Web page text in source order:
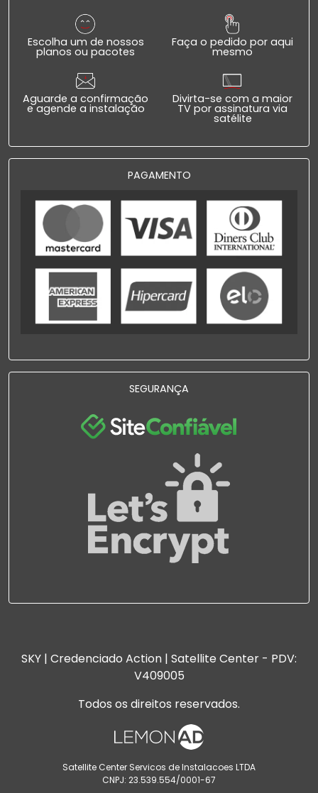
Escolha um de nossos
planos ou pacotes
Faça o pedido por aqui
mesmo
Aguarde a confirmação
e agende a instalação
Divirta-se com a maior
TV por assinatura via
satélite
PAGAMENTO
SEGURANÇA
SKY | Credenciado Action | Satellite Center - PDV:
V409005
Todos os direitos reservados.
Satellite Center Servicos de Instalacoes LTDA
CNPJ: 23.539.554/0001-67